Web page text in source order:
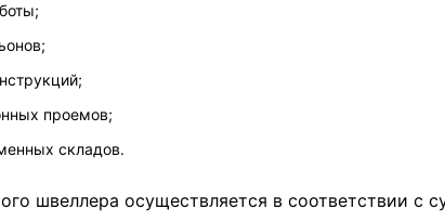
проемов;
складов.
швеллера осуществляется в соответствии